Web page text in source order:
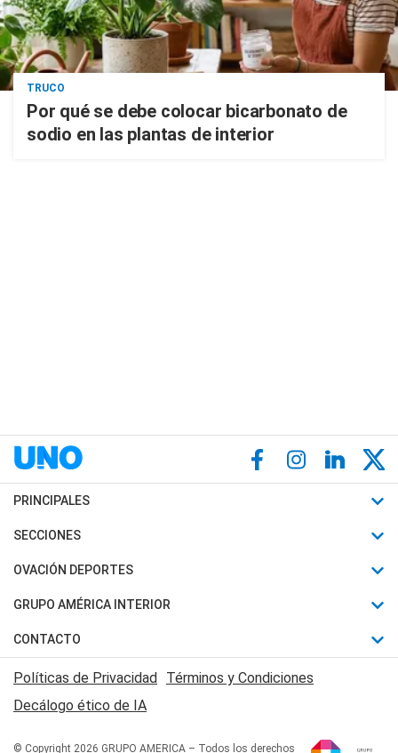
TRUCO
Por qué se debe colocar bicarbonato de
sodio en las plantas de interior
PRINCIPALES
Últimas Noticias
Política
Judiciales
Economia
SECCIONES
Horóscopo
Motores
Trucos caseros
Series y Películas
Edictos y Solicitadas
OVACIÓN DEPORTES
Fútbol
Mundial
Automovilismo
Rugby
Básquet
GRUPO AMÉRICA INTERIOR
Canal 7 en Vivo
CONTACTO
Acerca de Nosotros
Contactanos
Políticas de Privacidad Términos y Condiciones
Decálogo ético de IA
© Copyright 2026 GRUPO AMERICA – Todos los derechos